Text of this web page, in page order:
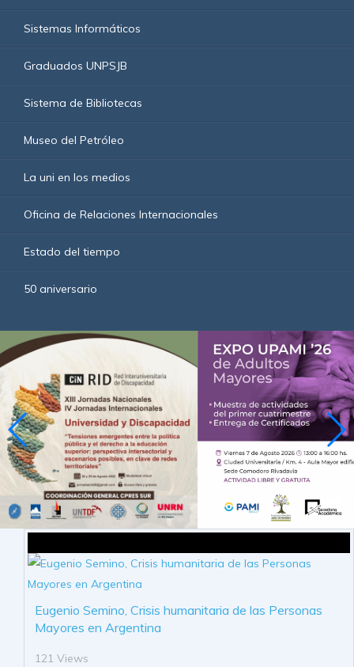
Sistemas Informáticos
Graduados UNPSJB
Sistema de Bibliotecas
Museo del Petróleo
La uni en los medios
Oficina de Relaciones Internacionales
Estado del tiempo
50 aniversario
Eugenio Semino, Crisis humanitaria de las Personas
Mayores en Argentina
121 Views